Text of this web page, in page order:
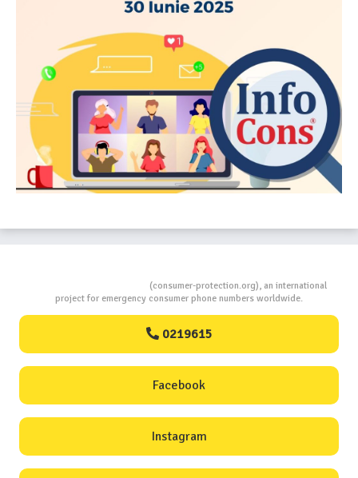
(consumer-protection.org), an international
project for emergency consumer phone numbers worldwide.
0219615
Facebook
Instagram